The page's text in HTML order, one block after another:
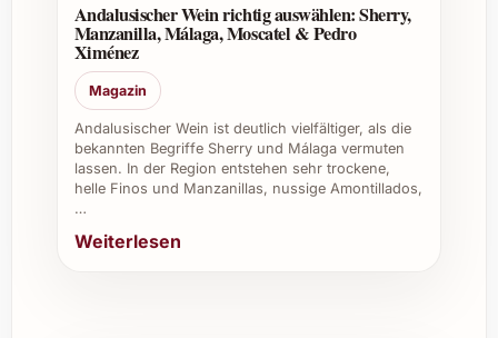
Andalusischer Wein richtig auswählen: Sherry,
Manzanilla, Málaga, Moscatel & Pedro
Ximénez
Magazin
Andalusischer Wein ist deutlich vielfältiger, als die
bekannten Begriffe Sherry und Málaga vermuten
lassen. In der Region entstehen sehr trockene,
helle Finos und Manzanillas, nussige Amontillados,
…
Weiterlesen